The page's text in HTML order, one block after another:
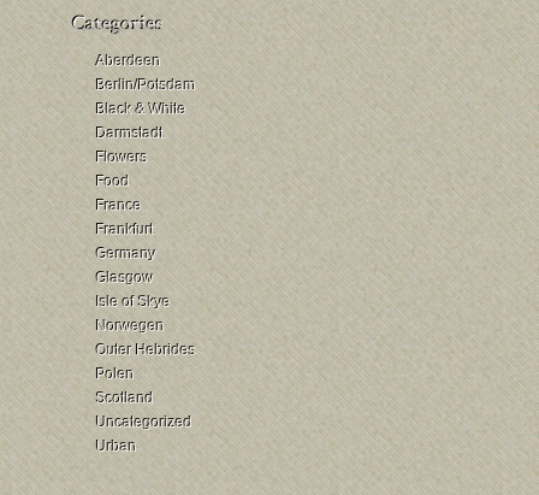
Aberdeen
Berlin/Potsdam
Black & White
Darmstadt
Flowers
Food
France
Frankfurt
Germany
Glasgow
Isle of Skye
Norwegen
Outer Hebrides
Polen
Scotland
Uncategorized
Urban